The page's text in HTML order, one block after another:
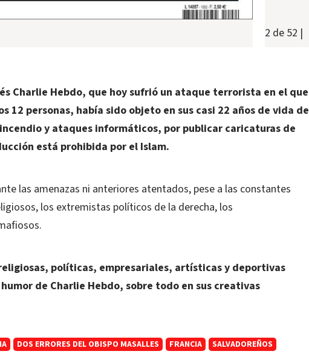
2 de 52 |
Charlie Hebdo, que hoy sufrió un ataque terrorista en el que
12 personas, había sido objeto en sus casi 22 años de vida de
y ataques informáticos, por publicar caricaturas de
está prohibida por el Islam.
las amenazas ni anteriores atentados, pese a las constantes
los extremistas políticos de la derecha, los
políticas, empresariales, artísticas y deportivas
de Charlie Hebdo, sobre todo en sus creativas
DOS ERRORES DEL OBISPO MASALLES FRANCIA
SALVADOREÑOS